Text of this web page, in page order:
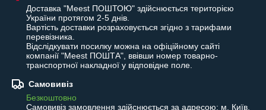
Доставка "Meest ПОШТОЮ" здійснюється територією
України протягом 2-5 днів.
Вартість доставки розраховується згідно з тарифами
перевізника.
Відслідкувати посилку можна на офіційному сайті
компанії "Meest ПОШТА", ввівши номер товарно-
транспортної накладної у відповідне поле.
Самовивіз
Безкоштовно
Самовивіз замовлення здійснюється за адресою: м. Київ,